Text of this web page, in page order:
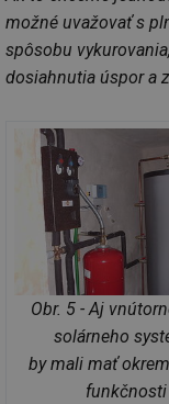
možné uvažovať s
spôsobu
dosiahnutia úspor a
Obr. 5 - Aj
solárneho
by mali mať
funkčnosti